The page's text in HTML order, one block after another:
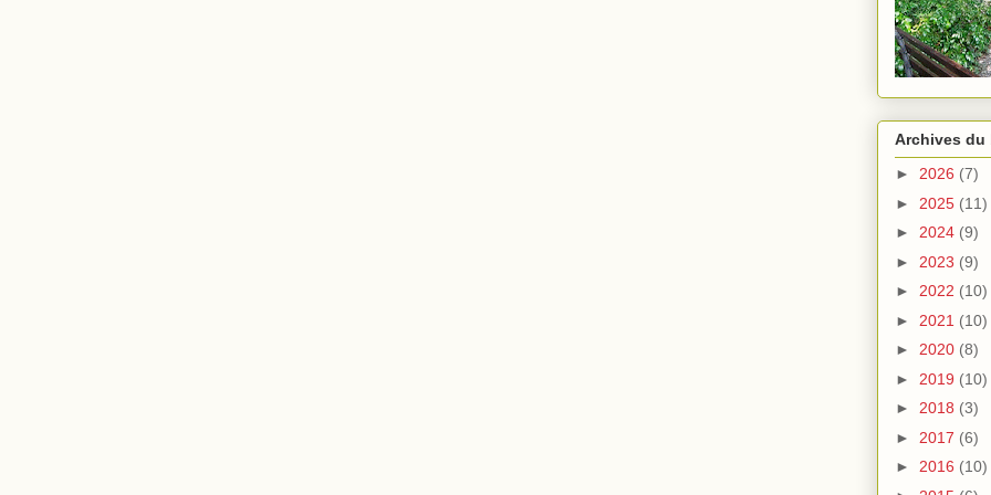
Archives du
► 2026 (7)
► 2025 (11)
► 2024 (9)
► 2023 (9)
► 2022 (10)
► 2021 (10)
► 2020 (8)
► 2019 (10)
► 2018 (3)
► 2017 (6)
► 2016 (10)